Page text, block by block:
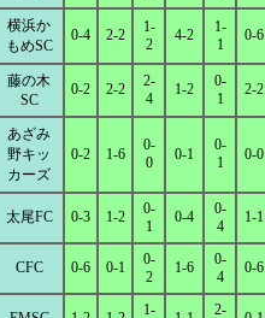
横浜か
もめSC
0-4 2-2
1-
2
4-2
1-
1
0-6
藤の木
SC
0-2 2-2
2-
4
1-2
0-
1
2-2
あざみ
野キッ
カーズ
0-2 1-6
0-
0
0-1
0-
1
0-0
太尾FC 0-3 1-2
0-
1
0-4
0-
4
1-1
CFC 0-6 0-1
0-
2
1-6
0-
4
0-6
1-
2-